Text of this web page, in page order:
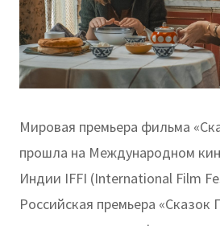
Мировая премьера фильма
прошла на Международном
Индии IFFI (International Film
Российская премьера «Сказок